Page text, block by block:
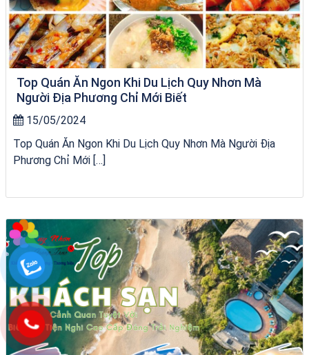
Top Quán Ăn Ngon Khi Du Lịch Quy Nhơn Mà
Người Địa Phương Chỉ Mới Biết
15/05/2024
Top Quán Ăn Ngon Khi Du Lịch Quy Nhơn Mà Người Địa
Phương Chỉ Mới […]
Tour Sóc Trăng Phú Yên